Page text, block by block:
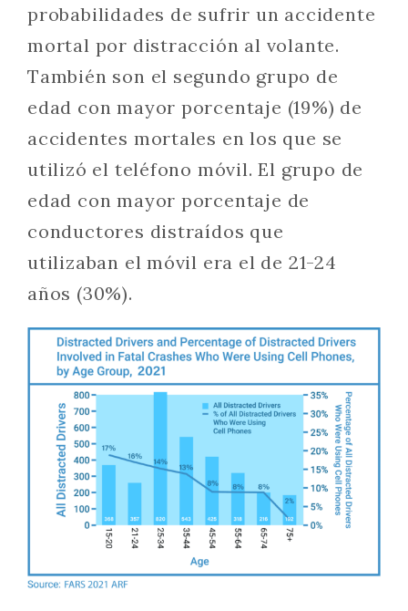
probabilidades de sufrir un accidente
mortal por distracción al volante.
También son el segundo grupo de
edad con mayor porcentaje (19%) de
accidentes mortales en los que se
utilizó el teléfono móvil. El grupo de
edad con mayor porcentaje de
conductores distraídos que
utilizaban el móvil era el de 21-24
años (30%).